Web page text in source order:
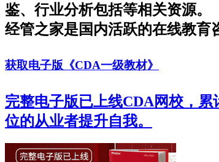
鉴、行业分析包括等相关资源。
经管之家是国内活跃的在线教育
获取电子版《CDA一级教材》
完整电子版已上线CDA网校，
位的从业者提升自我。